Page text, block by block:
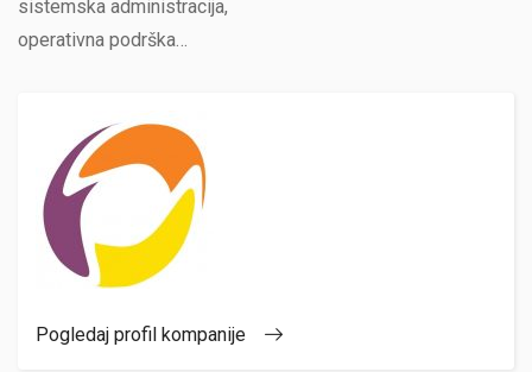
sistemska administracija,
operativna podrška…
Pogledaj profil kompanije